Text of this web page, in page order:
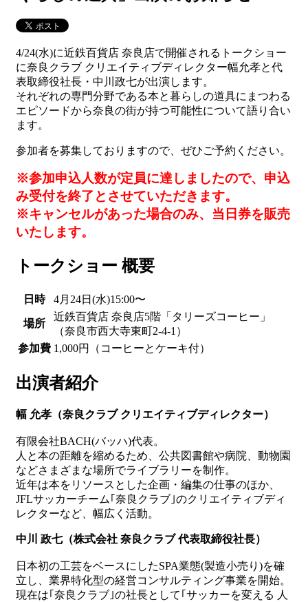
4/24(水)に近鉄百貨店 奈良店で開催されるトークショー
に奈良クラブ クリエイティブディレクター幅允孝と代
表取締役社長・中川政七が出演します。
それぞれの専門分野である本と暮らしの道具にまつわる
エピソードから奈良の街が持つ可能性について語り合い
ます。
参加者を募集しておりますので、ぜひご予約ください。
※参加申込人数が定員に達しましたので、申込
み受付を終了とさせていただきます。
※キャンセルがあった場合のみ、当日券を販売
いたします。
トークショー 概要
日時 4月24日(水)15:00〜
場所
近鉄百貨店 奈良店5階「タリーズコーヒー」
（奈良市西大寺東町2-4-1）
参加費 1,000円（コーヒーとケーキ付）
出演者紹介
幅 允孝（奈良クラブ クリエイティブディレクター）
有限会社BACH(バッハ)代表。
人と本の距離を縮めるため、公共図書館や病院、動物園
などさまざまな場所でライブラリーを制作。
近年は本をリソースとした企画・編集の仕事のほか、
JFLサッカーチーム｢奈良クラブ｣のクリエイティブディ
レクターなど、幅広く活動。
中川 政七（株式会社 奈良クラブ 代表取締役社長）
日本初の工芸をベースにしたSPA業態(製造小売り)を確
立し、業界特化型の経営コンサルティング事業を開始。
現在は｢奈良クラブ｣の社長として｢サッカーを変える 人